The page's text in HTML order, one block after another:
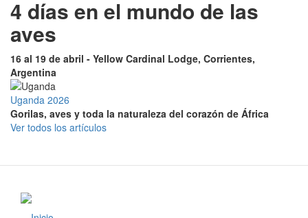
4 días en el mundo de las
aves
16 al 19 de abril - Yellow Cardinal Lodge, Corrientes,
Argentina
Uganda 2026
Gorilas, aves y toda la naturaleza del corazón de África
Ver todos los artículos